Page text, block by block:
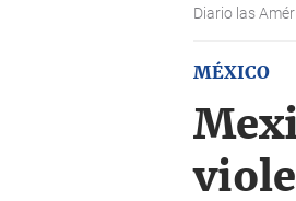
Diario las
MÉXICO